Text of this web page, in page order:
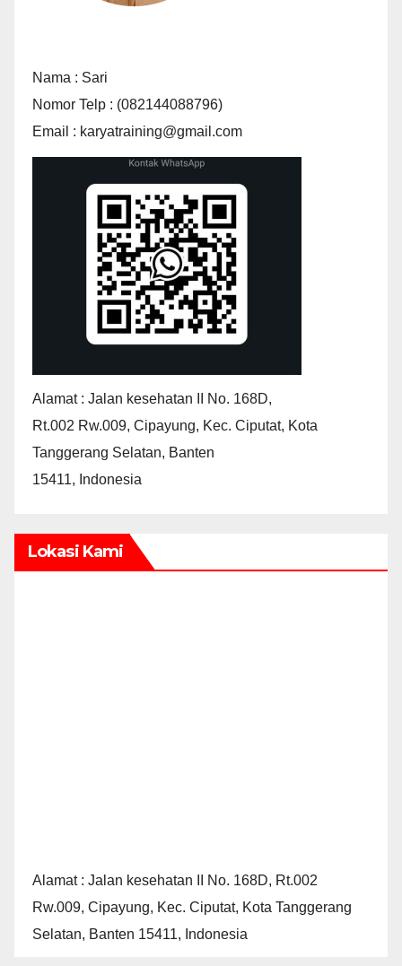
Nama : Sari
Nomor Telp : (082144088796)
Email : karyatraining@gmail.com
Alamat : Jalan kesehatan II No. 168D,
Rt.002 Rw.009, Cipayung, Kec. Ciputat, Kota
Tanggerang Selatan, Banten
15411, Indonesia
Lokasi Kami
Alamat : Jalan kesehatan II No. 168D, Rt.002
Rw.009, Cipayung, Kec. Ciputat, Kota Tanggerang
Selatan, Banten 15411, Indonesia